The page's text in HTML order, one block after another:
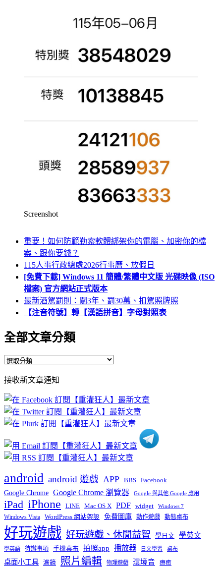
Screenshot
重要！如何防範勒索軟體綁架你的電腦、加密你的檔
案、跟你要錢？
115人事行政總處2026行事曆、放假日
[免費下載] Windows 11 簡體/繁體中文版 光碟映像 (ISO
檔案) 官方網站正式版本
最新酒駕罰則：關3年、罰30萬、扣駕照牌照
【注音符號】轉【漢語拼音】字母對照表
全部文章分類
全
文
章
分
類
接收新文章通知
android android 遊戲 APP BBS Facebook
Google Chrome Google Chrome 瀏覽器 Google 與其他 Google 應用
iPad iPhone LINE Mac OS X PDF widget Windows 7
Windows Vista WordPress 網站架設 免費圖庫 動作遊戲 動態桌布
好玩遊戲 好玩遊戲、休閒益智 學日文 學英文
學英語 待辦事項 手機桌布 拍照app 播放器 日文學習 桌布
桌面小工具 濾鏡 照片編輯 物理遊戲 環境音 療癒